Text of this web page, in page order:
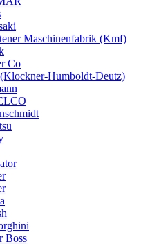
Maschinenfabrik (Kmf)
Co
Humboldt-Deutz)
Boss